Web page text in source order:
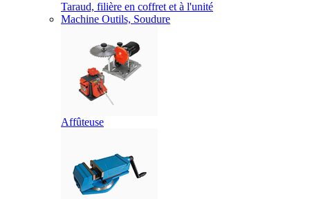
Taraud, filière en coffret et à l'unité
Machine Outils, Soudure
Affûteuse